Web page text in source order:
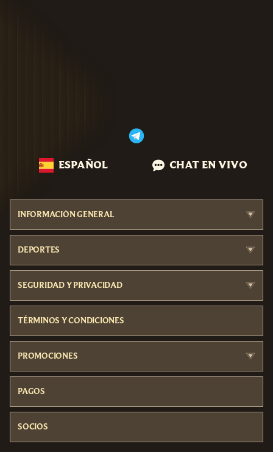
ESPAÑOL CHAT EN VIVO
INFORMACIÓN GENERAL
DEPORTES
SEGURIDAD Y PRIVACIDAD
TÉRMINOS Y CONDICIONES
PROMOCIONES
PAGOS
SOCIOS